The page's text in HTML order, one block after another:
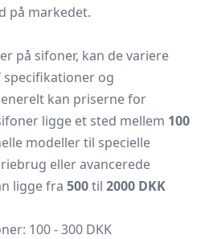
på markedet.
på sifoner, kan de variere
og
kan priserne for
ligge et sted mellem 100
modeller til specielle
eller avancerede
ligge fra 500til 2000 DKK
100 - 300 DKK